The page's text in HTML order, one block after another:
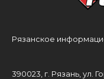
Рязанское
390023, г. Рязань, ул.